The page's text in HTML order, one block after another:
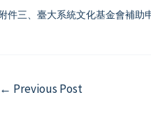
附件三、臺大系統文化基金會補助
Post
← Previous Post